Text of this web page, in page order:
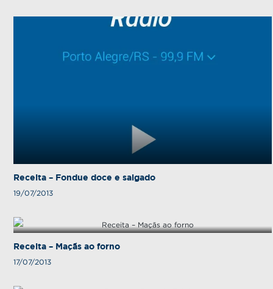
Receita – Fondue doce e salgado
19/07/2013
Receita – Maçãs ao forno
17/07/2013